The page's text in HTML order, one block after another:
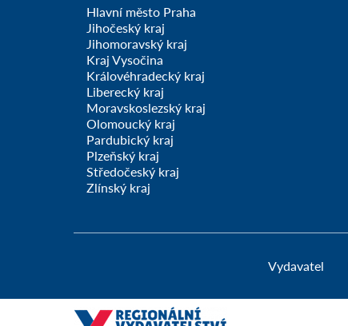
Hlavní město Praha
Jihočeský kraj
Jihomoravský kraj
Kraj Vysočina
Královéhradecký kraj
Liberecký kraj
Moravskoslezský kraj
Olomoucký kraj
Pardubický kraj
Plzeňský kraj
Středočeský kraj
Zlínský kraj
Vydavatel